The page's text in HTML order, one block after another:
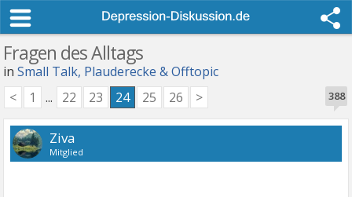
Fragen des Alltags
inSmall Talk, Plauderecke & Offtopic
388
< 1 ... 22 23 24 25 26 >
Ziva
Mitglied